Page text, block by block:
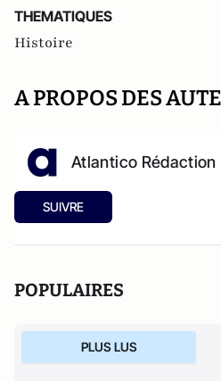
THEMATIQUES
Histoire
A PROPOS DES
Atlantico Rédaction
SUIVRE
POPULAIRES
PLUS LUS